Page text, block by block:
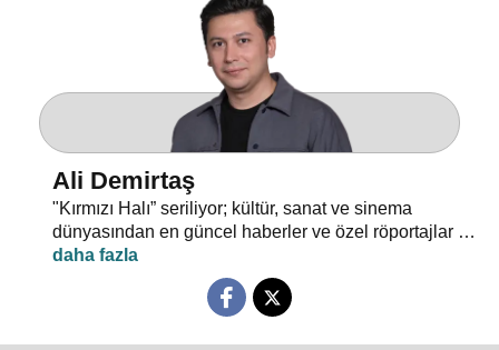
Ali Demirtaş
"Kırmızı Halı” seriliyor; kültür, sanat ve sinema
dünyasından en güncel haberler ve özel röportajlar 24
TV ekranından evlerinize konuk oluyor.